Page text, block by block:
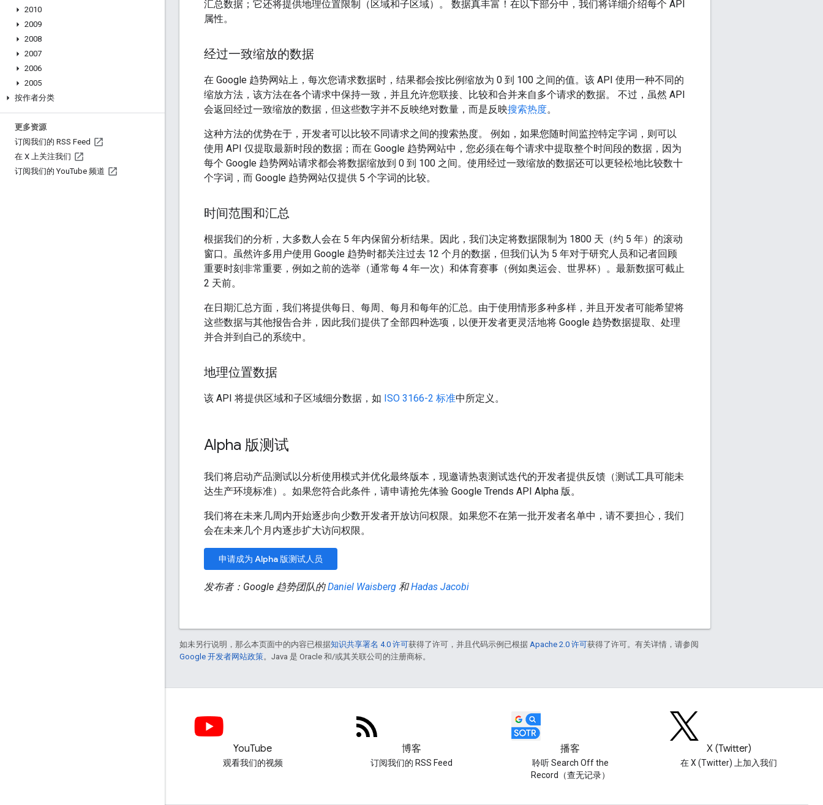
2010
2009
2008
2007
2006
2005
按作者分类
更多资源
订阅我们的 RSS Feed
在 X 上关注我们
订阅我们的 YouTube 频道
汇总数据；它还将提供地理位置限制（区域和子区域）。 数据真丰富！ 在以下部分中，我们将详细介绍每个 API
属性。
经过一致缩放的数据
在 Google 趋势网站上，每次您请求数据时，结果都会按比例缩放为 0 到 100 之间的值。该 API 使用一种不同的
缩放方法，该方法在各个请求中保持一致，并且允许您联接、比较和合并来自多个请求的数据。 不过，虽然 API
会返回经过一致缩放的数据，但这些数字并不反映绝对数量，而是反映搜索热度。
这种方法的优势在于，开发者可以比较不同请求之间的搜索热度。 例如，如果您随时间监控特定字词，则可以
使用 API 仅提取最新时段的数据；而在 Google 趋势网站中，您必须在每个请求中提取整个时间段的数据，因为
每个 Google 趋势网站请求都会将数据缩放到 0 到 100 之间。使用经过一致缩放的数据还可以更轻松地比较数十
个字词，而 Google 趋势网站仅提供 5 个字词的比较。
时间范围和汇总
根据我们的分析，大多数人会在 5 年内保留分析结果。因此，我们决定将数据限制为 1800 天（约 5 年）的滚动
窗口。虽然许多用户使用 Google 趋势时都关注过去 12 个月的数据，但我们认为 5 年对于研究人员和记者回顾
重要时刻非常重要，例如之前的选举（通常每 4 年一次）和体育赛事（例如奥运会、世界杯）。最新数据可截止
2 天前。
在日期汇总方面，我们将提供每日、每周、每月和每年的汇总。由于使用情形多种多样，并且开发者可能希望将
这些数据与其他报告合并，因此我们提供了全部四种选项，以便开发者更灵活地将 Google 趋势数据提取、处理
并合并到自己的系统中。
地理位置数据
该 API 将提供区域和子区域细分数据，如 ISO 3166-2 标准中所定义。
Alpha 版测试
我们将启动产品测试以分析使用模式并优化最终版本，现邀请热衷测试迭代的开发者提供反馈（测试工具可能未
达生产环境标准）。如果您符合此条件，请申请抢先体验 Google Trends API Alpha 版。
我们将在未来几周内开始逐步向少数开发者开放访问权限。如果您不在第一批开发者名单中，请不要担心，我们
会在未来几个月内逐步扩大访问权限。
申请成为 Alpha 版测试人员
发布者：Google 趋势团队的Daniel Waisberg 和Hadas Jacobi
如未另行说明，那么本页面中的内容已根据知识共享署名 4.0 许可获得了许可，并且代码示例已根据 Apache 2.0 许可获得了许可。有关详情，请参阅
Google 开发者网站政策。Java 是 Oracle 和/或其关联公司的注册商标。
YouTube
观看我们的视频
博客
订阅我们的 RSS Feed
播客
聆听 Search Off the
Record（查无记录）
X (Twitter)
在 X (Twitter) 上加入我们